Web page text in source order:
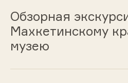
Обзорная
Махкетинскому
музею